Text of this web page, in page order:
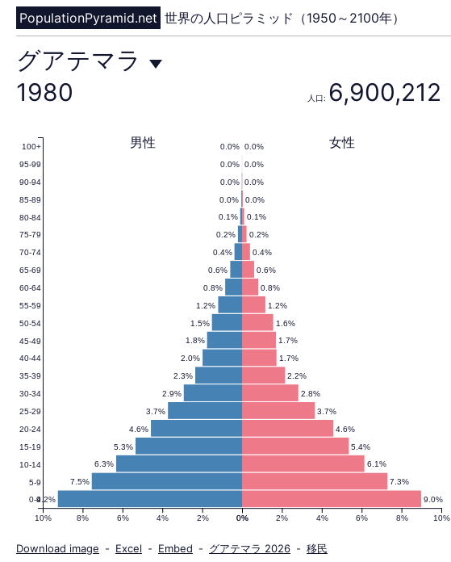
PopulationPyramid.net 世界の人口ピラミッド（1950～2100年）
グ
ア
テ
マ
ラ
の
人
口
グアテマラ
1980
人口: 6,900,212
9.0%
9.2%
7.3%
7.5%
6.1%
6.3%
5.4%
5.3%
4.6%
4.6%
3.7%
3.7%
2.8%
2.9%
2.2%
2.3%
1.7%
2.0%
1.7%
1.8%
1.6%
1.5%
1.2%
1.2%
0.8%
0.8%
0.6%
0.6%
0.4%
0.4%
0.2%
0.2%
0.1%
0.1%
0.0%
0.0%
0.0%
0.0%
0.0%
0.0%
0.0%
0.0% 女性
男性
0% 2% 4% 6% 8% 10%
10% 8% 6% 4% 2% 0%
0-4
5-9
10-14
15-19
20-24
25-29
30-34
35-39
40-44
45-49
50-54
55-59
60-64
65-69
70-74
75-79
80-84
85-89
90-94
95-99
100+
Download image - Excel - Embed - グアテマラ 2026 - 移民